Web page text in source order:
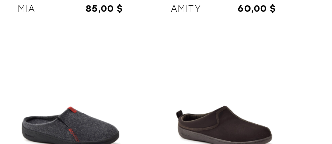
MIA
85,00 $
AMITY
60,00 $